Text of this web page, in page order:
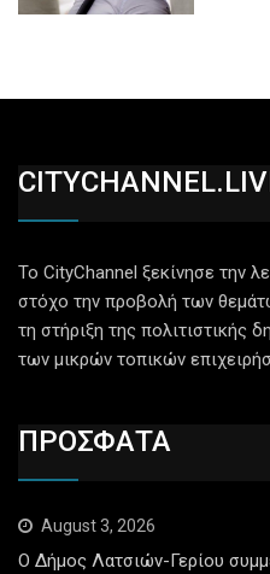
Το CityChannel ξεκίνησε την
στόχο την προβολή των
τη στήριξη της πολιτιστικής
των μικρών τοπικών
ΠΡΟΣΦΑΤΑ
August 3, 2026
Ο Δήμος Λατσιών-Γερίου